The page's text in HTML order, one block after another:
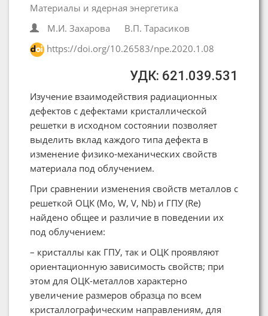
Материалы и ядерная энергетика
М.И. Захарова
В.П. Тарасиков
https://doi.org/10.26583/npe.2020.1.08
УДК: 621.039.531
Изучение взаимодействия радиационных
дефектов с дефектами кристаллической
решетки в исходном состоянии позволяет
выделить вклад каждого типа дефекта в
изменение физико-механических свойств
материала под облучением.
При сравнении изменения свойств металлов с
решеткой ОЦК (Mo, W, V, Nb) и ГПУ (Re)
найдено общее и различие в поведении их
под облучением:
– кристаллы как ГПУ, так и ОЦК проявляют
ориентационную зависимость свойств; при
этом для ОЦК-металлов характерно
увеличение размеров образца по всем
кристаллографическим направлениям, для